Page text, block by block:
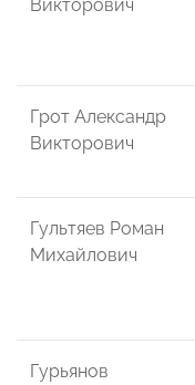
Викторович
Грот Александр
Викторович
Гультяев Роман
Михайлович
Гурьянов